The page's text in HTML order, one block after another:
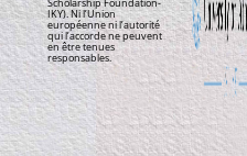
IKY). Ni l’Union
européenne ni l’autorité
qui l’accorde ne peuvent
en être tenues
responsables.